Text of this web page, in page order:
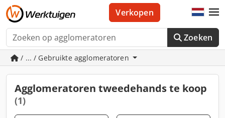
Zoeken
Verkopen
/ ... / Gebruikte agglomeratoren
Agglomeratoren tweedehands te koop
(1)